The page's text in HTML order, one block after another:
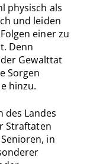
physisch als
und leiden
einer zu
Denn
Gewalttat
Sorgen
hinzu.
des Landes
Straftaten
in